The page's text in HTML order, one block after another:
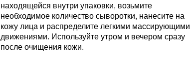
находящейся внутри упаковки, возьмите
необходимое количество сыворотки, нанесите на
кожу лица и распределите легкими массирующими
движениями. Используйте утром и вечером сразу
после очищения кожи.